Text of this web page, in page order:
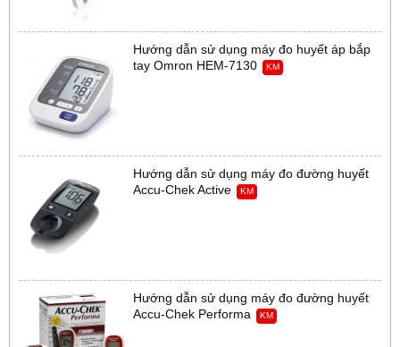
Hướng dẫn sử dụng máy đo huyết áp bắp
tay Omron HEM-7130
KM
Hướng dẫn sử dụng máy đo đường huyết
Accu-Chek Active
KM
Hướng dẫn sử dụng máy đo đường huyết
Accu-Chek Performa
KM